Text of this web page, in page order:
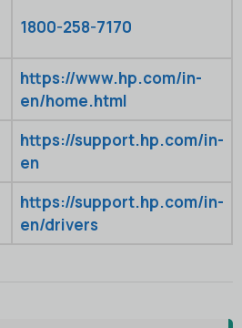
1800-258-7170
https://www.hp.com/in-
en/home.html
https://support.hp.com/in-
en
https://support.hp.com/in-
en/drivers